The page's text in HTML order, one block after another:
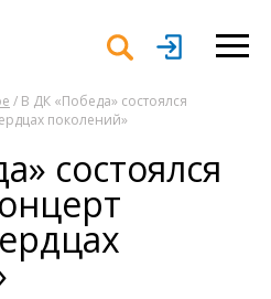
/ В ДК «Победа» состоялся
поколений»
состоялся